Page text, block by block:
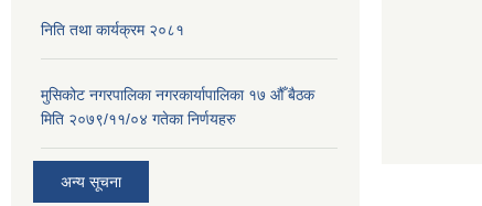
निति तथा कार्यक्रम २०८१
मुसिकोट नगरपालिका नगरकार्यापालिका १७ औँ बैठक
मिति २०७९/११/०४ गतेका निर्णयहरु
अन्य सूचना